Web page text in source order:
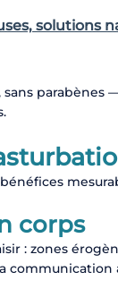
solutions
parabènes
corps
: zones